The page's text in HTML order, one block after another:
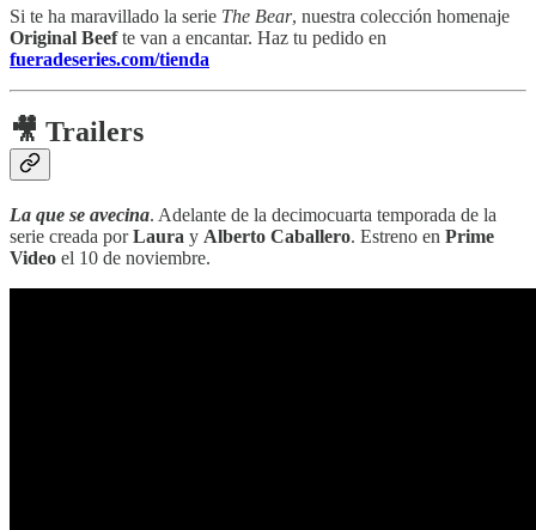
Si te ha maravillado la serie The Bear, nuestra colección homenaje
Original Beefte van a encantar. Haz tu pedido en
fueradeseries.com/tienda
🎥 Trailers
La que se avecina. Adelante de la decimocuarta temporada de la
serie creada porLaura y Alberto Caballero. Estreno en Prime
Video el 10 de noviembre.